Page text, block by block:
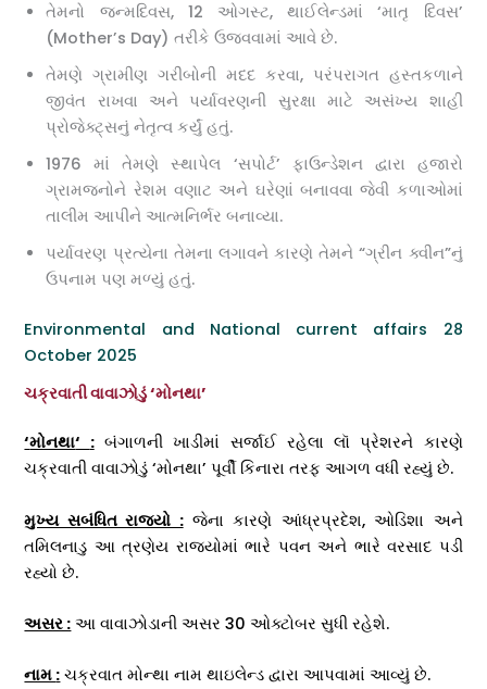
તેમનો જન્મદિવસ, 12 ઓગસ્ટ, થાઈલેન્ડમાં ‘માતૃ દિવસ’
(Mother’s Day) તરીકે ઉજવવામાં આવે છે.
તેમણે ગ્રામીણ ગરીબોની મદદ કરવા, પરંપરાગત હસ્તકળાને
જીવંત રાખવા અને પર્યાવરણની સુરક્ષા માટે અસંખ્ય શાહી
પ્રોજેક્ટ્સનું નેતૃત્વ કર્યું હતું.
1976 માં તેમણે સ્થાપેલ ‘સપોર્ટ’ ફાઉન્ડેશન દ્વારા હજારો
ગ્રામજનોને રેશમ વણાટ અને ઘરેણાં બનાવવા જેવી કળાઓમાં
તાલીમ આપીને આત્મનિર્ભર બનાવ્યા.
પર્યાવરણ પ્રત્યેના તેમના લગાવને કારણે તેમને “ગ્રીન ક્વીન”નું
ઉપનામ પણ મળ્યું હતું.
Environmental and National current affairs 28
October 2025
ચક્રવાતી વાવાઝોડું ‘મોનથા’
‘મોનથા‘ :બંગાળની ખાડીમાં સર્જાઈ રહેલા લૉ પ્રેશરને કારણે
ચક્રવાતી વાવાઝોડું ‘મોનથા’ પૂર્વી કિનારા તરફ આગળ વધી રહ્યું છે.
મુખ્ય સબંધિત રાજ્યો :જેના કારણે આંધ્રપ્રદેશ, ઓડિશા અને
તમિલનાડુ આ ત્રણેય રાજ્યોમાં ભારે પવન અને ભારે વરસાદ પડી
રહ્યો છે.
અસર : આ વાવાઝોડાની અસર 30 ઓક્ટોબર સુધી રહેશે.
નામ : ચક્રવાત મોન્થા નામ થાઇલેન્ડ દ્વારા આપવામાં આવ્યું છે.